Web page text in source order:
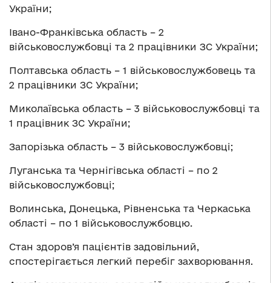
України;
Івано-Франківська область – 2
військовослужбовці та 2 працівники ЗС України;
Полтавська область – 1 військовослужбовець та
2 працівники ЗС України;
Миколаївська область – 3 військовослужбовці та
1 працівник ЗС України;
Запорізька область – 3 військовослужбовці;
Луганська та Чернігівська області – по 2
військовослужбовці;
Волинська, Донецька, Рівненська та Черкаська
області – по 1 військовослужбовцю.
Стан здоров’я пацієнтів задовільний,
спостерігається легкий перебіг захворювання.